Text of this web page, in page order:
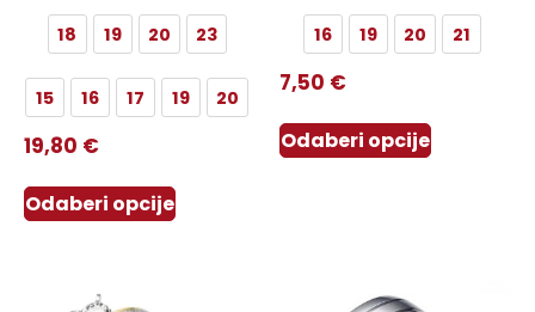
18 19 20 23
15 16 17 19 20
19,80 €
Odaberi opcije
16 19 20 21
7,50 €
Odaberi opcije